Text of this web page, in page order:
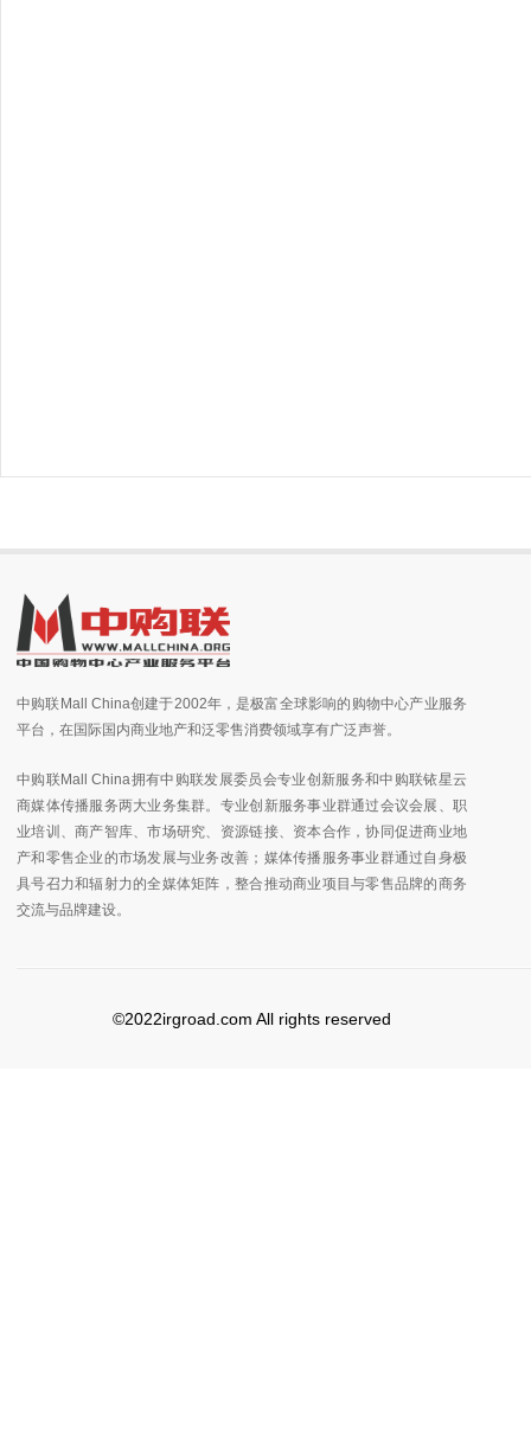
中购联Mall China创建于2002年，是极富全球影响的购物中心产业服务
平台，在国际国内商业地产和泛零售消费领域享有广泛声誉。
中购联Mall China拥有中购联发展委员会专业创新服务和中购联铱星云
商媒体传播服务两大业务集群。专业创新服务事业群通过会议会展、职
业培训、商产智库、市场研究、资源链接、资本合作，协同促进商业地
产和零售企业的市场发展与业务改善；媒体传播服务事业群通过自身极
具号召力和辐射力的全媒体矩阵，整合推动商业项目与零售品牌的商务
交流与品牌建设。
©2022irgroad.com All rights reserved